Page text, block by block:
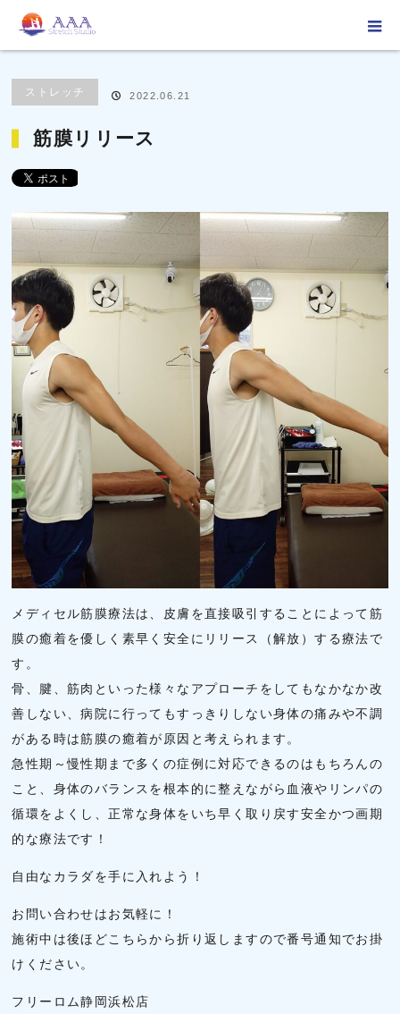
ブログ
ストレッチ 2022.06.21
筋膜リリース
メディセル筋膜療法は、皮膚を直接吸引することによって筋
膜の癒着を優しく素早く安全にリリース（解放）する療法で
す。
骨、腱、筋肉といった様々なアプローチをしてもなかなか改
善しない、病院に行ってもすっきりしない身体の痛みや不調
がある時は筋膜の癒着が原因と考えられます。
急性期～慢性期まで多くの症例に対応できるのはもちろんの
こと、身体のバランスを根本的に整えながら血液やリンパの
循環をよくし、正常な身体をいち早く取り戻す安全かつ画期
的な療法です！
自由なカラダを手に入れよう！
お問い合わせはお気軽に！
施術中は後ほどこちらから折り返しますので番号通知でお掛
けください。
フリーロム静岡浜松店